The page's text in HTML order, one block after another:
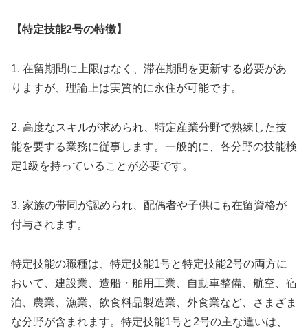
【特定技能2号の特徴】
1. 在留期間に上限はなく、滞在期間を更新する必要があ
りますが、理論上は実質的に永住が可能です。
2. 高度なスキルが求められ、特定産業分野で熟練した技
能を要する業務に従事します。一般的に、各分野の技能検
定1級を持っていることが必要です。
3. 家族の帯同が認められ、配偶者や子供にも在留資格が
付与されます。
特定技能の職種は、特定技能1号と特定技能2号の両方に
おいて、建設業、造船・舶用工業、自動車整備、航空、宿
泊、農業、漁業、飲食料品製造業、外食業など、さまざま
な分野が含まれます。特定技能1号と2号の主な違いは、